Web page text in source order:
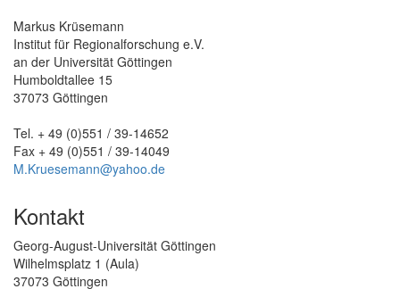
Markus Krüsemann
Institut für Regionalforschung e.V.
an der Universität Göttingen
Humboldtallee 15
37073 Göttingen
Tel. + 49 (0)551 / 39-14652
Fax + 49 (0)551 / 39-14049
M.Kruesemann@yahoo.de
Kontakt
Georg-August-Universität Göttingen
Wilhelmsplatz 1 (Aula)
37073 Göttingen